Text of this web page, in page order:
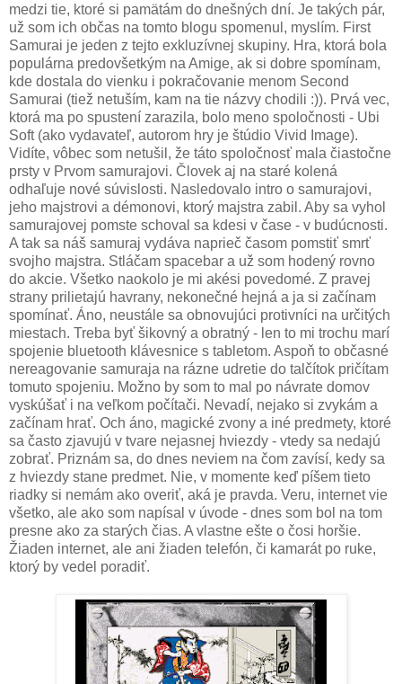
medzi tie, ktoré si pamätám do dnešných dní. Je takých pár,
už som ich občas na tomto blogu spomenul, myslím. First
Samurai je jeden z tejto exkluzívnej skupiny. Hra, ktorá bola
populárna predovšetkým na Amige, ak si dobre spomínam,
kde dostala do vienku i pokračovanie menom Second
Samurai (tiež netuším, kam na tie názvy chodili :)). Prvá vec,
ktorá ma po spustení zarazila, bolo meno spoločnosti - Ubi
Soft (ako vydavateľ, autorom hry je štúdio Vivid Image).
Vidíte, vôbec som netušil, že táto spoločnosť mala čiastočne
prsty v Prvom samurajovi. Človek aj na staré kolená
odhaľuje nové súvislosti. Nasledovalo intro o samurajovi,
jeho majstrovi a démonovi, ktorý majstra zabil. Aby sa vyhol
samurajovej pomste schoval sa kdesi v čase - v budúcnosti.
A tak sa náš samuraj vydáva naprieč časom pomstiť smrť
svojho majstra. Stláčam spacebar a už som hodený rovno
do akcie. Všetko naokolo je mi akési povedomé. Z pravej
strany prilietajú havrany, nekonečné hejná a ja si začínam
spomínať. Áno, neustále sa obnovujúci protivníci na určitých
miestach. Treba byť šikovný a obratný - len to mi trochu marí
spojenie bluetooth klávesnice s tabletom. Aspoň to občasné
nereagovanie samuraja na rázne udretie do talčítok pričítam
tomuto spojeniu. Možno by som to mal po návrate domov
vyskúšať i na veľkom počítači. Nevadí, nejako si zvykám a
začínam hrať. Och áno, magické zvony a iné predmety, ktoré
sa často zjavujú v tvare nejasnej hviezdy - vtedy sa nedajú
zobrať. Priznám sa, do dnes neviem na čom zavísí, kedy sa
z hviezdy stane predmet. Nie, v momente keď píšem tieto
riadky si nemám ako overiť, aká je pravda. Veru, internet vie
všetko, ale ako som napísal v úvode - dnes som bol na tom
presne ako za starých čias. A vlastne ešte o čosi horšie.
Žiaden internet, ale ani žiaden telefón, či kamarát po ruke,
ktorý by vedel poradiť.